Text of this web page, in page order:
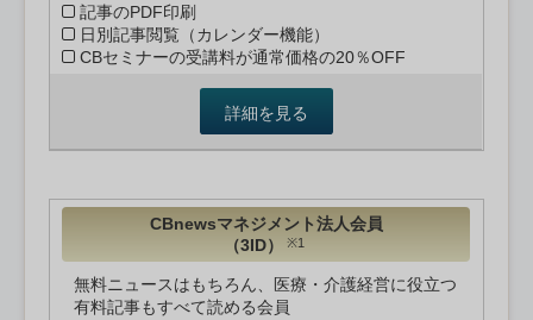
記事のPDF印刷
日別記事閲覧（カレンダー機能）
CBセミナーの受講料が通常価格の20％OFF
詳細を見る
CBnewsマネジメント法人会員
（3ID）
※1
無料ニュースはもちろん、医療・介護経営に役立つ
有料記事もすべて読める会員